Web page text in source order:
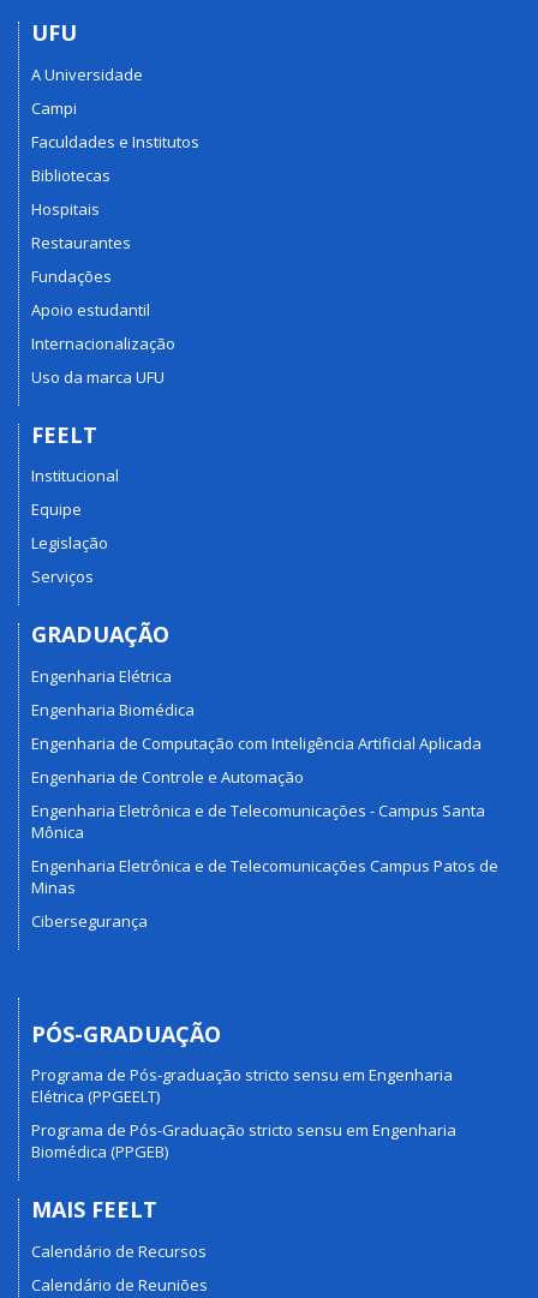
UFU
A Universidade
Campi
Faculdades e Institutos
Bibliotecas
Hospitais
Restaurantes
Fundações
Apoio estudantil
Internacionalização
Uso da marca UFU
FEELT
Institucional
Equipe
Legislação
Serviços
GRADUAÇÃO
Engenharia Elétrica
Engenharia Biomédica
Engenharia de Computação com Inteligência Artificial Aplicada
Engenharia de Controle e Automação
Engenharia Eletrônica e de Telecomunicações - Campus Santa
Mônica
Engenharia Eletrônica e de Telecomunicações Campus Patos de
Minas
Cibersegurança
PÓS-GRADUAÇÃO
Programa de Pós-graduação stricto sensu em Engenharia
Elétrica (PPGEELT)
Programa de Pós-Graduação stricto sensu em Engenharia
Biomédica (PPGEB)
MAIS FEELT
Calendário de Recursos
Calendário de Reuniões